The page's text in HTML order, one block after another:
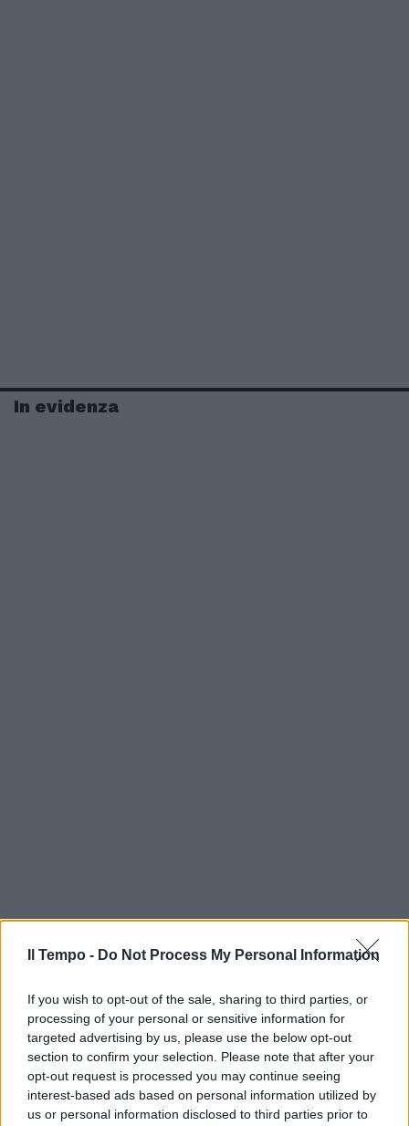
Il Tempo - Do Not Process My Personal Information
If you wish to opt-out of the sale, sharing to third parties, or
processing of your personal or sensitive information for
targeted advertising by us, please use the below opt-out
section to confirm your selection. Please note that after your
opt-out request is processed you may continue seeing
interest-based ads based on personal information utilized by
us or personal information disclosed to third parties prior to
In evidenza